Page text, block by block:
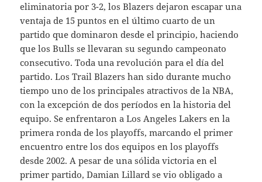
eliminatoria por 3-2, los Blazers dejaron escapar una
ventaja de 15 puntos en el último cuarto de un
partido que dominaron desde el principio, haciendo
que los Bulls se llevaran su segundo campeonato
consecutivo. Toda una revolución para el día del
partido. Los Trail Blazers han sido durante mucho
tiempo uno de los principales atractivos de la NBA,
con la excepción de dos períodos en la historia del
equipo. Se enfrentaron a Los Angeles Lakers en la
primera ronda de los playoffs, marcando el primer
encuentro entre los dos equipos en los playoffs
desde 2002. A pesar de una sólida victoria en el
primer partido, Damian Lillard se vio obligado a